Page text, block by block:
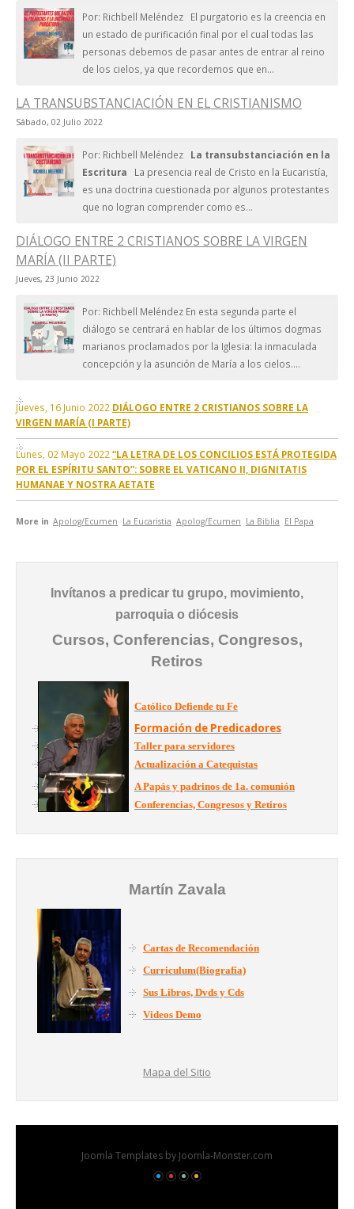
Por: Richbell Meléndez El purgatorio es la creencia en
un estado de purificación final por el cual todas las
personas debemos de pasar antes de entrar al reino
de los cielos, ya que recordemos que en...
LA TRANSUBSTANCIACIÓN EN EL CRISTIANISMO
Sábado, 02 Julio 2022
Por: Richbell Meléndez La transubstanciación en la
Escritura La presencia real de Cristo en la Eucaristía,
es una doctrina cuestionada por algunos protestantes
que no logran comprender como es...
DIÁLOGO ENTRE 2 CRISTIANOS SOBRE LA VIRGEN
MARÍA (II PARTE)
Jueves, 23 Junio 2022
Por: Richbell Meléndez En esta segunda parte el
diálogo se centrará en hablar de los últimos dogmas
marianos proclamados por la Iglesia: la inmaculada
concepción y la asunción de María a los cielos....
Jueves, 16 Junio 2022 DIÁLOGO ENTRE 2 CRISTIANOS SOBRE LA
VIRGEN MARÍA (I PARTE)
Lunes, 02 Mayo 2022 “LA LETRA DE LOS CONCILIOS ESTÁ PROTEGIDA
POR EL ESPÍRITU SANTO”: SOBRE EL VATICANO II, DIGNITATIS
HUMANAE Y NOSTRA AETATE
More in Apolog/Ecumen La Eucaristia Apolog/Ecumen La Biblia El Papa
Invítanos a predicar tu grupo, movimiento,
parroquia o diócesis
Cursos, Conferencias, Congresos,
Retiros
Católico Defiende tu Fe
Formación de Predicadores
Taller para servidores
Actualización a Catequistas
A Papás y padrinos de 1a. comunión
Conferencias, Congresos y Retiros
Martín Zavala
Cartas de Recomendación
Curriculum(Biografía)
Sus Libros, Dvds y Cds
Videos Demo
Mapa del Sitio
Joomla Templates by Joomla-Monster.com